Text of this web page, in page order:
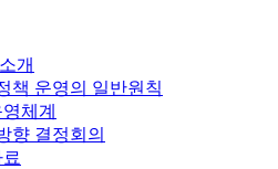
개
책 운영의 일반원칙
체계
향 결정회의